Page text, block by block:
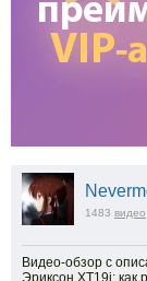
1483 видео
Видео-обзор с